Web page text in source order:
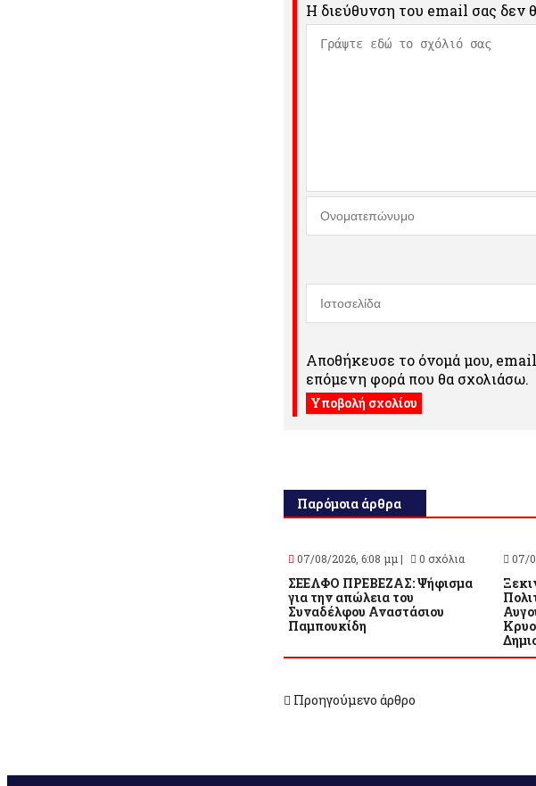
Η διεύθυνση του email σας δεν
Αποθήκευσε το όνομά μου,
επόμενη φορά που θα σχολιάσω.
Παρόμοια άρθρα
07/08/2026, 6:08 μμ | 0 σχόλια
ΣΕΕΛΦΟ ΠΡΕΒΕΖΑΣ: Ψήφισμα
για την απώλεια του
Συναδέλφου Αναστάσιου
Παμπουκίδη
07/
Προηγούμενο άρθρο